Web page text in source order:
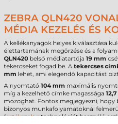
ZEBRA QLN420
MÉDIA KEZELÉS ÉS
A kellékanyagok helyes kiválasztása
élettartamának megőrzése és a
QLN420 belső médiatartója 19 mm
tekercseket fogad be. A tekercses
mm lehet, ami elegendő kapacitást
A nyomtató 104 mm maximális
míg a kezelhető címke magassága
mozoghat. Fontos megjegyezni, hogy
bizonyos munkafolyamatoknál
festékszalagtechnológiát használó